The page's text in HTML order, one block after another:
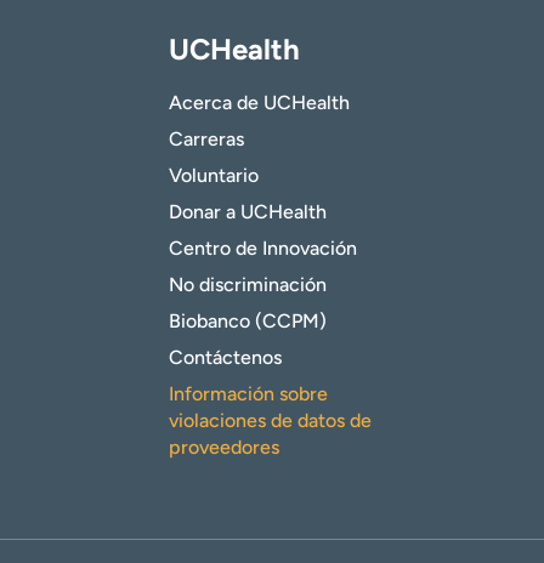
UCHealth
Acerca de UCHealth
Carreras
Voluntario
Donar a UCHealth
Centro de Innovación
No discriminación
Biobanco (CCPM)
Contáctenos
Información sobre
violaciones de datos de
proveedores